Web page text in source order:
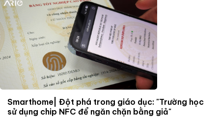
Smarthome| Đột phá trong giáo dục: "Trường học
sử dụng chip NFC để ngăn chặn bằng giả"